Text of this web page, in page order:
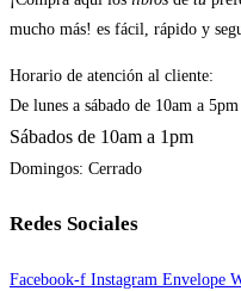
mucho más! es fácil, rápido y
Horario de atención al cliente:
De lunes a sábado de 10am a 5pm
Sábados de 10am a 1pm
Domingos: Cerrado
Redes Sociales
Facebook-f Instagram Envelope